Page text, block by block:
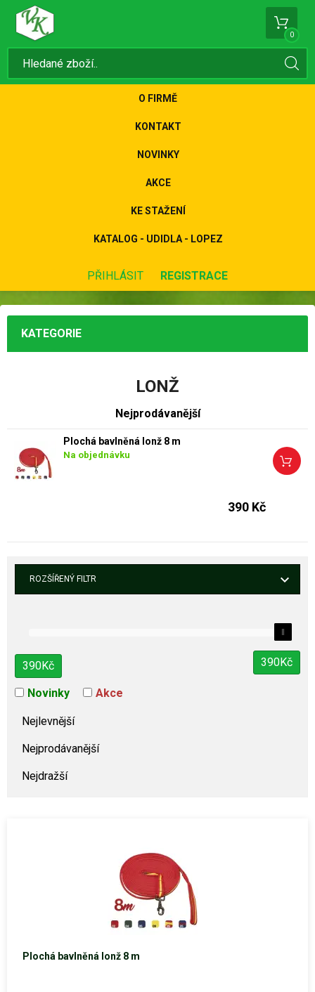
0
O FIRMĚ
KONTAKT
NOVINKY
AKCE
KE STAŽENÍ
KATALOG - UDIDLA - LOPEZ
PŘIHLÁSIT REGISTRACE
KATEGORIE
LONŽ
Nejprodávanější
Plochá bavlněná lonž 8 m
Na objednávku
390 Kč
ROZŠÍŘENÝ FILTR
390Kč 390Kč
Novinky Akce
Nejlevnější
Nejprodávanější
Nejdražší
Plochá bavlněná lonž 8 m